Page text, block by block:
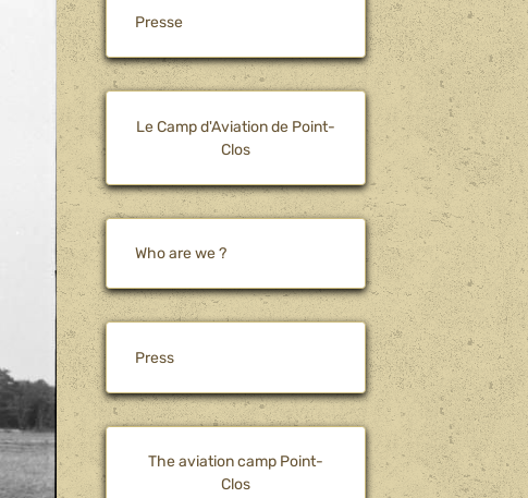
Presse
Le Camp d'Aviation de Point-
Clos
Who are we ?
Press
The aviation camp Point-
Clos